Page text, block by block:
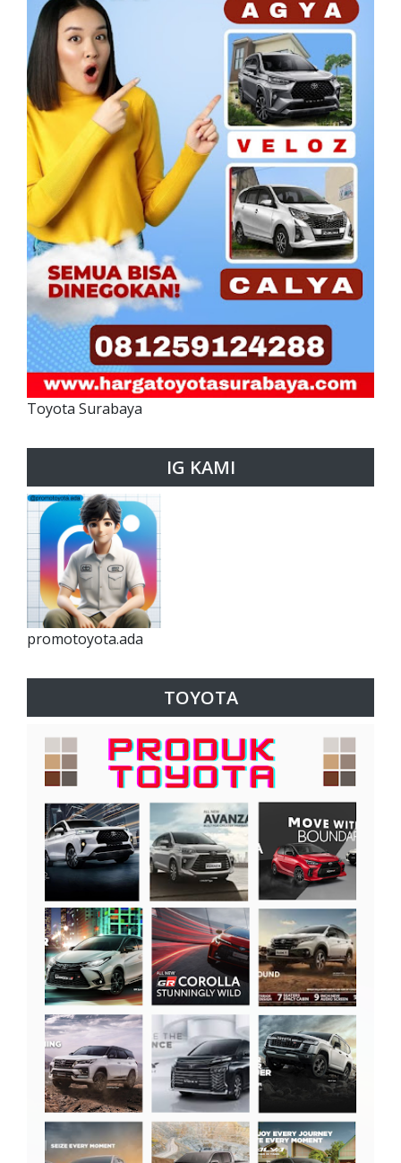
Toyota Surabaya
IG KAMI
promotoyota.ada
TOYOTA